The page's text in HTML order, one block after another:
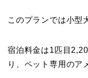
このプランでは小型
宿泊料金は1匹目
り、ペット専用のア